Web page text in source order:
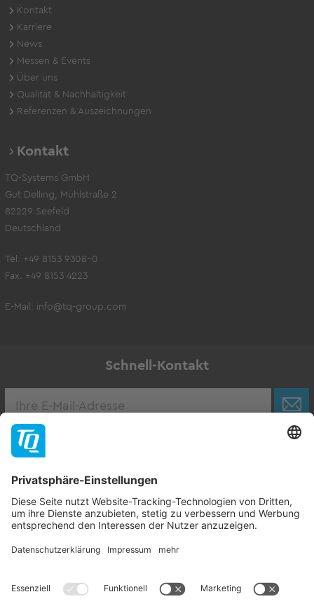
Kontakt
Karriere
News
Messen & Events
Über uns
Qualität & Nachhaltigkeit
Referenzen & Auszeichnungen
Kontakt
TQ-Systems GmbH
Gut Delling, Mühlstraße 2
82229 Seefeld
Deutschland
Tel. +49 8153 9308-0
Fax. +49 8153 4223
E-Mail: info@tq-group.com
Schnell-Kontakt
Zur Stellenbörse
Follow TQ-Group